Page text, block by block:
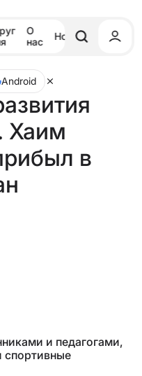
О
нас
Новости Тора
Android
Хаим
в
и педагогами,
спортивные